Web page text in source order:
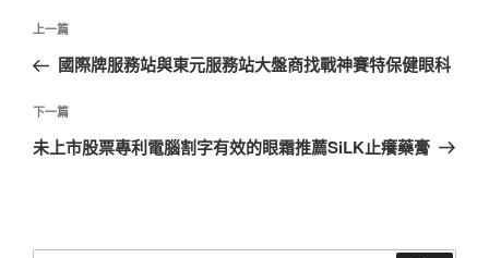
文
導
覽
上
一
文
章
上一篇
國際牌服務站與東元服務站大盤商找戰神賽特保健眼科
下
一
下一篇
未上市股票專利電腦割字有效的眼霜推薦SiLK止癢藥膏